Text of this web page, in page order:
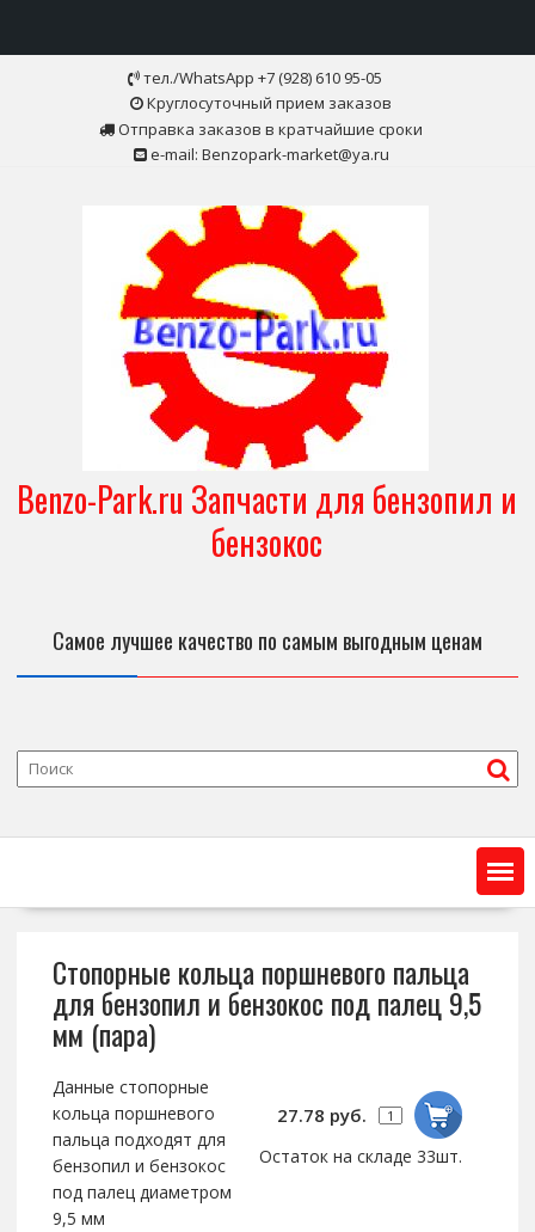
тел./WhatsApp +7 (928) 610 95-05
Круглосуточный прием заказов
Отправка заказов в кратчайшие сроки
e-mail: Benzopark-market@ya.ru
Benzo-Park.ru Запчасти для бензопил и
бензокос
Самое лучшее качество по самым выгодным ценам
Стопорные кольца поршневого пальца
для бензопил и бензокос под палец 9,5
мм (пара)
27.78 руб.
Остаток на складе 33шт.
Данные стопорные
кольца поршневого
пальца подходят для
бензопил и бензокос
под палец диаметром
9,5 мм